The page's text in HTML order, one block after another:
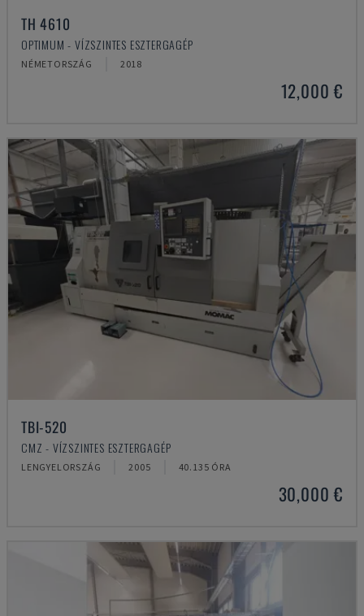
TH 4610
OPTIMUM - VÍZSZINTES ESZTERGAGÉP
NÉMETORSZÁG 2018
12,000 €
TBI-520
CMZ - VÍZSZINTES ESZTERGAGÉP
LENGYELORSZÁG 2005 40.135 ÓRA
30,000 €